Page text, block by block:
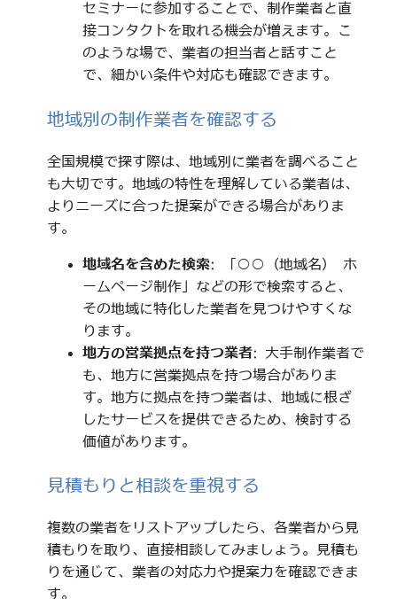
セミナーに参加することで、制作業者と直
接コンタクトを取れる機会が増えます。こ
のような場で、業者の担当者と話すこと
で、細かい条件や対応も確認できます。
地域別の制作業者を確認する
全国規模で探す際は、地域別に業者を調べること
も大切です。地域の特性を理解している業者は、
よりニーズに合った提案ができる場合がありま
す。
地域名を含めた検索: 「○○（地域名） ホ
ームページ制作」などの形で検索すると、
その地域に特化した業者を見つけやすくな
ります。
地方の営業拠点を持つ業者: 大手制作業者で
も、地方に営業拠点を持つ場合がありま
す。地方に拠点を持つ業者は、地域に根ざ
したサービスを提供できるため、検討する
価値があります。
見積もりと相談を重視する
複数の業者をリストアップしたら、各業者から見
積もりを取り、直接相談してみましょう。見積も
りを通じて、業者の対応力や提案力を確認できま
す。